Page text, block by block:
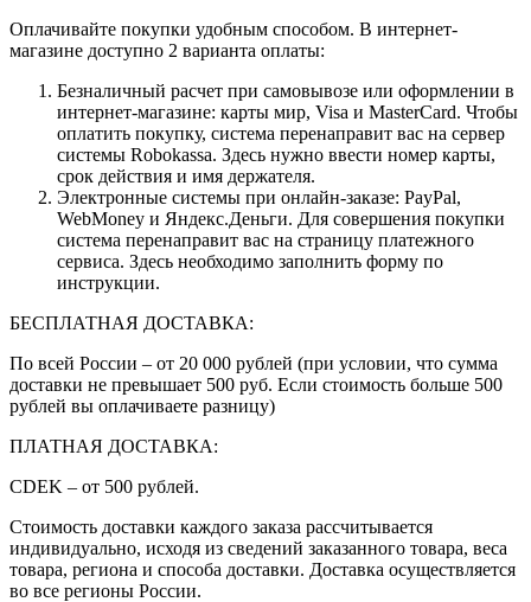
Оплачивайте покупки удобным способом. В интернет-
магазине доступно 2 варианта оплаты:
Безналичный расчет при самовывозе или оформлении в
интернет-магазине: карты мир, Visa и MasterCard. Чтобы
оплатить покупку, система перенаправит вас на сервер
системы Robokassa. Здесь нужно ввести номер карты,
срок действия и имя держателя.
Электронные системы при онлайн-заказе: PayPal,
WebMoney и Яндекс.Деньги. Для совершения покупки
система перенаправит вас на страницу платежного
сервиса. Здесь необходимо заполнить форму по
инструкции.
БЕСПЛАТНАЯ ДОСТАВКА:
По всей России – от 20 000 рублей (при условии, что сумма
доставки не превышает 500 руб. Если стоимость больше 500
рублей вы оплачиваете разницу)
ПЛАТНАЯ ДОСТАВКА:
CDEK – от 500 рублей.
Стоимость доставки каждого заказа рассчитывается
индивидуально, исходя из сведений заказанного товара, веса
товара, региона и способа доставки. Доставка осуществляется
во все регионы России.